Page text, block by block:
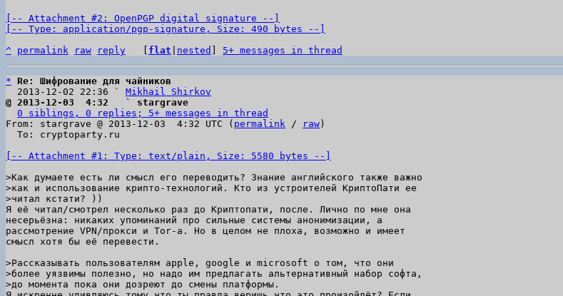
[-- Attachment #2: OpenPGP digital signature --]
[-- Type: application/pgp-signature, Size: 490 bytes --]
^
permalink raw reply flat nested 5+ messages in thread
* Re: Шифрование для чайников
  2013-12-02 22:36 `
Mikhail Shirkov
@ 2013-12-03  4:32   ` stargrave
0 siblings, 0 replies; 5+ messages in thread
From: stargrave @ 2013-12-03  4:32 UTC ( permalink / raw )
[-- Attachment #1: Type: text/plain, Size: 5580 bytes --]
>Как думаете есть ли смысл его переводить? Знание английского также важно
>как и использование крипто-технологий. Кто из устроителей КриптоПати ее
Я её читал/смотрел несколько раз до Криптопати, после. Лично по мне она
несерьёзна: никаких упоминаний про сильные системы анонимизации, а
рассмотрение VPN/прокси и Tor-а. Но в целом не плоха, возможно и имеет
смысл хотя бы её перевести.
>Рассказывать пользователям apple, google и microsoft о том, что они
>более уязвимы полезно, но надо им предлагать альтернативный набор софта,